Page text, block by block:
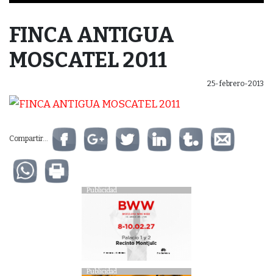
FINCA ANTIGUA
MOSCATEL 2011
25-febrero-2013
Compartir...
Publicidad
Publicidad